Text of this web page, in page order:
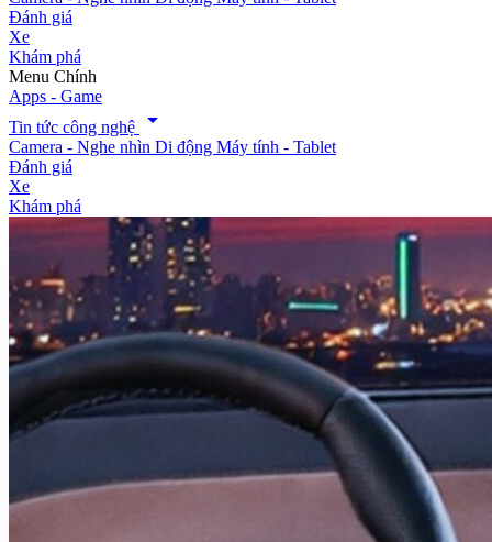
Đánh giá
Xe
Khám phá
search
Menu Chính
Apps - Game
Tin tức công nghệ
arrow_drop_down
Camera - Nghe nhìn Di động Máy tính - Tablet
Đánh giá
Xe
Khám phá